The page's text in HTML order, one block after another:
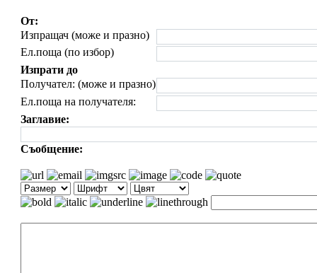
От:
Изпращач (може и празно)
Ел.поща (по избор)
Изпрати до
Получател: (може и празно)
Ел.поща на получателя:
Заглавие:
Съобщение: